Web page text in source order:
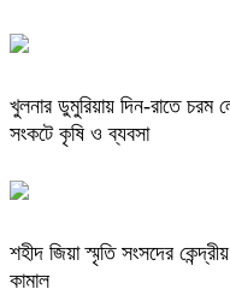
খুলনার ডুমুরিয়ায় দিন-রাতে চরম
সংকটে কৃষি ও ব্যবসা
শহীদ জিয়া স্মৃতি সংসদের
কামাল